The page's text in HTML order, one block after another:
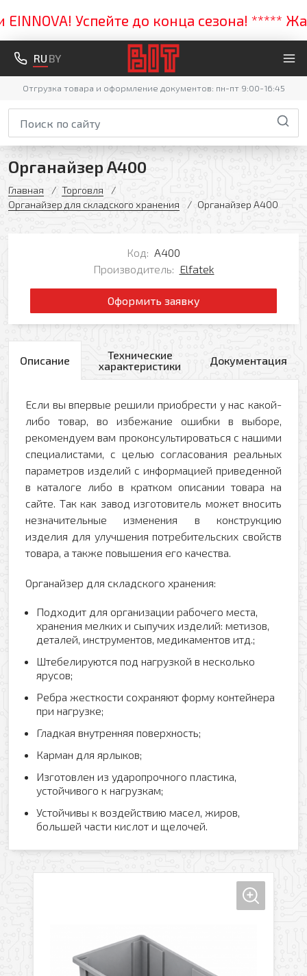
Успейте до конца сезона! *****
RU BY
Отгрузка товара и оформление документов: пн-пт 9:00-16:45
Органайзер А400
Главная
Торговля
Органайзер для складского хранения
Органайзер А400
Код: А400
Производитель: Elfatek
Оформить заявку
Описание
Технические
характеристики
Документация
Если вы впервые решили приобрести у нас какой-
либо товар, во избежание ошибки в выборе,
рекомендуем вам проконсультироваться с нашими
специалистами, с целью согласования реальных
параметров изделий с информацией приведенной
в каталоге либо в кратком описании товара на
сайте. Так как завод изготовитель может вносить
незначительные изменения в конструкцию
изделия для улучшения потребительских свойств
товара, а также повышения его качества.
Органайзер для складского хранения:
Подходит для организации рабочего места,
хранения мелких и сыпучих изделий: метизов,
деталей, инструментов, медикаментов итд.;
Штебелируются под нагрузкой в несколько
ярусов;
Ребра жесткости сохраняют форму контейнера
при нагрузке;
Гладкая внутренняя поверхность;
Карман для ярлыков;
Изготовлен из ударопрочного пластика,
устойчивого к нагрузкам;
Устойчивы к воздействию масел, жиров,
большей части кислот и щелочей.